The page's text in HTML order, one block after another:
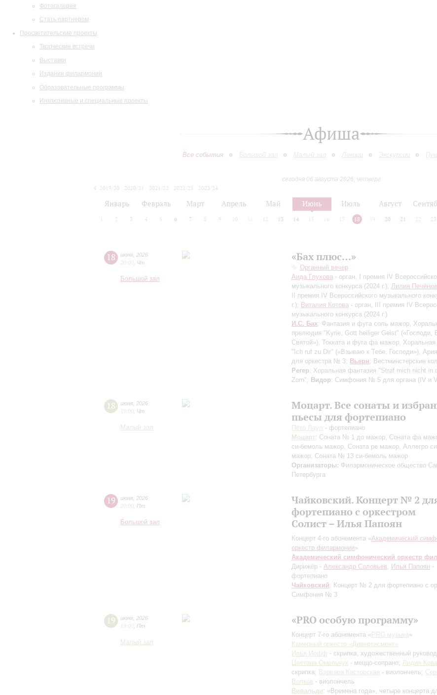
Фотогалерея
Стать партнером
Просветительские проекты
Творческие встречи
Выставки
Издания филармонии
Образовательные программы
Инклюзивные и специальные проекты
Афиша
Все события Большой зал Малый зал Лекции Экскурсии
сегодня 06 августа 2026, четверг
2019/20
2020/21 2021/22 2022/23
2023/24
Январь Февраль Март Апрель Май Июнь Июль Август
2 3 4 5 6 7 8 9 10 12 13 14 15 16 17 18 19 20 21 22 23
18 июня 2026
20:00 Чт
Большой зал
«Бах плюс…»
Органный вечер
Аида Глухова - орган, I премия IV
музыкального конкурса (2024 г.); Лилия
II премия IV Всероссийского музыкального
г.); Виталия Котова - орган, III премия IV
музыкального конкурса (2024 г.)
И.С. Бах: Фантазия и фуга соль мажор,
прелюдия "Kyrie, Gott heiliger Geist" («Господи,
Святой»), Токката и фуга фа мажор,
"Ich ruf zu Dir" («Взываю к Тебе, Господи»),
для оркестра № 3; Вьерн: Вестминстерские
Регер: Хоральная фантазия "Straf mich nicht in
Zorn"; Видор: Симфония № 5 для органа (IV и
18 июня 2026
19:00 Чт
Малый зал
Моцарт. Все сонаты и
пьесы для фортепиано
Пётр Лаул - фортепиано
Моцарт: Соната № 1 до мажор, Соната фа
си-бемоль мажор, Соната ре мажор, Аллегро
мажор, Соната № 13 си-бемоль мажор
Организаторы: Филармоническое общество
Петербурга
19 июня 2026
20:00 Пт
Большой зал
Чайковский. Концерт № 2
фортепиано с оркестром
Солист – Илья Папоян
Концерт 4-го абонемента «Академический
оркестр филармонии»
Академический симфонический оркестр
Дирижёр - Александр Соловьев; Илья Папоян -
фортепиано
Чайковский: Концерт № 2 для фортепиано с
Симфония № 3
19 июня 2026
19:00 Пт
Малый зал
«PRO особую программу»
Концерт 7-го абонемента « PRO музыка»
Камерный оркестр «Дивертисмент»
Илья Иофф - скрипка, художественный
Цветана Омельчук - меццо-сопрано; Лидия
скрипка; Варвара Касторская - виолончель;
Волков - виолончель
Вивальди: «Времена года», четыре концерта